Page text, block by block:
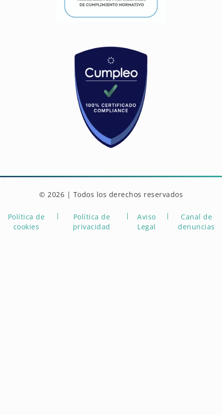
© 2026 | Todos los derechos reservados
Política de
cookies
Política de
privacidad
Aviso
Legal
Canal de
denuncias